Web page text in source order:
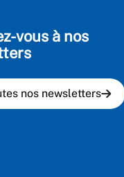
vous à nos
nos newsletters